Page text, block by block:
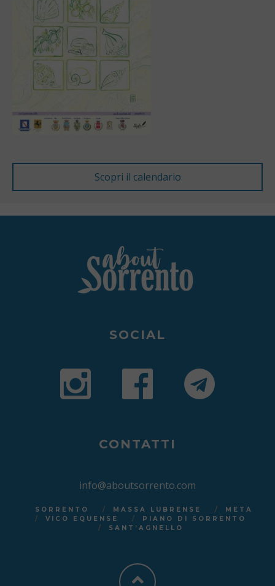
SOCIAL
CONTATTI
info@aboutsorrento.com
SORRENTO MASSA LUBRENSE
META
VICO EQUENSE
PIANO DI SORRENTO
SANT’AGNELLO